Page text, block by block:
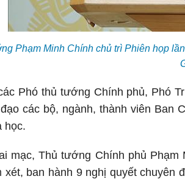
Phạm Minh Chính chủ trì Phiên họp
Phó thủ tướng Chính phủ, Phó
các bộ, ngành, thành viên Ban
học.
mạc, Thủ tướng Chính phủ
xét, ban hành 9 nghị quyết